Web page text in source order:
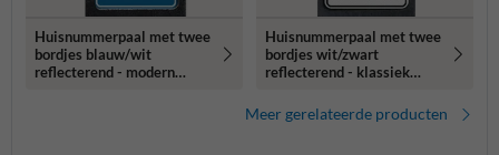
Huisnummerpaal met twee
bordjes blauw/wit
reflecterend - modern
Huisnummerpaal met twee
bordjes wit/zwart
reflecterend - klassiek
Meer gerelateerde producten